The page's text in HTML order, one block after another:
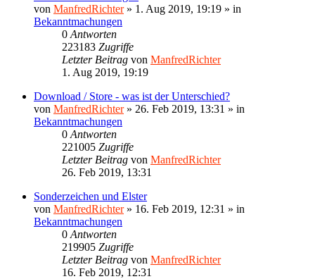
von ManfredRichter» 1. Aug 2019, 19:19 » in
Bekanntmachungen
0 Antworten
223183 Zugriffe
Letzter Beitrag von ManfredRichter
1. Aug 2019, 19:19
Download / Store - was ist der Unterschied?
von ManfredRichter» 26. Feb 2019, 13:31 » in
Bekanntmachungen
0 Antworten
221005 Zugriffe
Letzter Beitrag von ManfredRichter
26. Feb 2019, 13:31
Sonderzeichen und Elster
von ManfredRichter» 16. Feb 2019, 12:31 » in
Bekanntmachungen
0 Antworten
219905 Zugriffe
Letzter Beitrag von ManfredRichter
16. Feb 2019, 12:31